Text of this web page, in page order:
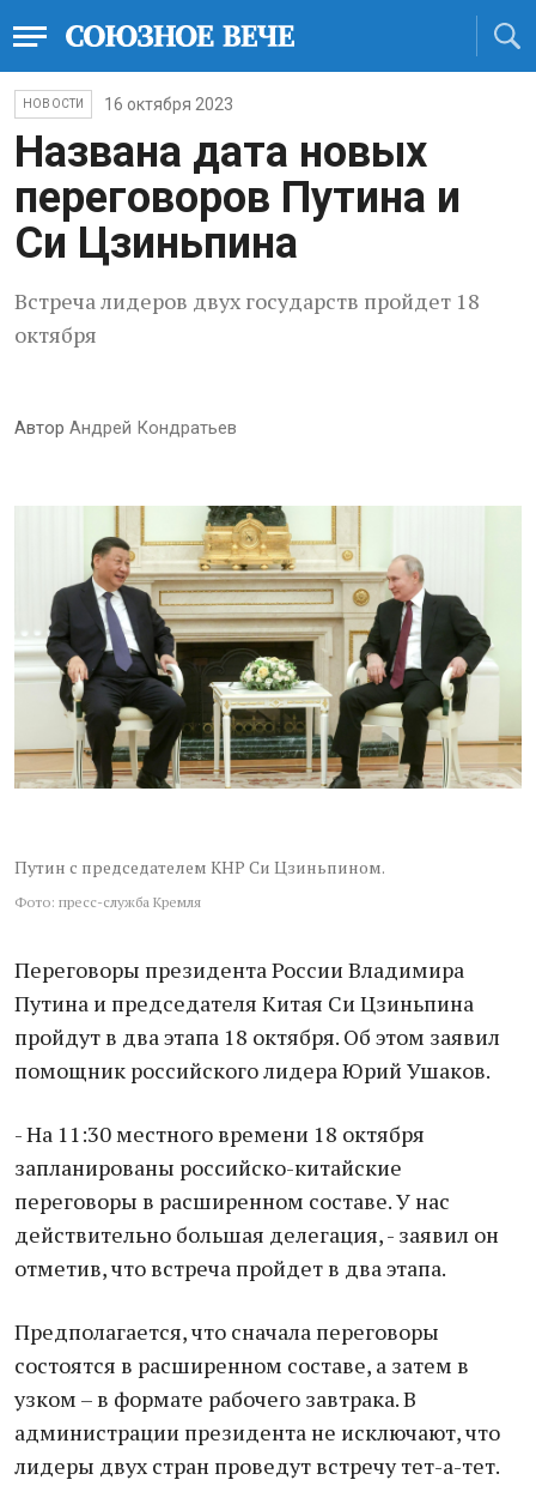
НОВОСТИ 16 октября 2023
Названа дата новых
переговоров Путина и
Си Цзиньпина
Встреча лидеров двух государств пройдет 18
октября
Автор Андрей Кондратьев
Путин с председателем КНР Си Цзиньпином.
Фото: пресс-служба Кремля
Переговоры президента России Владимира
Путина и председателя Китая Си Цзиньпина
пройдут в два этапа 18 октября. Об этом заявил
помощник российского лидера Юрий Ушаков.
- На 11:30 местного времени 18 октября
запланированы российско-китайские
переговоры в расширенном составе. У нас
действительно большая делегация, - заявил он
отметив, что встреча пройдет в два этапа.
Предполагается, что сначала переговоры
состоятся в расширенном составе, а затем в
узком – в формате рабочего завтрака. В
администрации президента не исключают, что
лидеры двух стран проведут встречу тет-а-тет.